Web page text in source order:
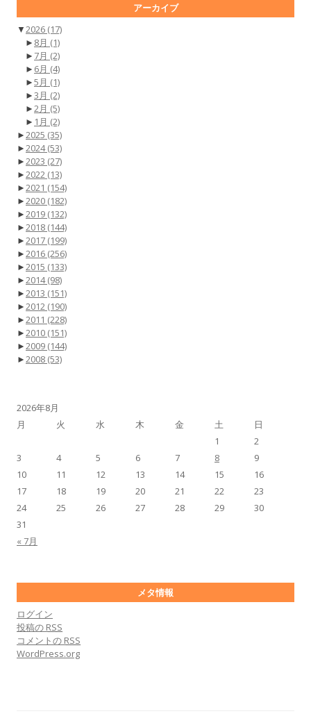
アーカイブ
▼2026 (17)
► 8月 (1)
► 7月 (2)
► 6月 (4)
►5月 (1)
►3月 (2)
►2月 (5)
► 1月 (2)
►2025 (35)
►2024(53)
►2023 (27)
►2022 (13)
►2021 (154)
►2020 (182)
►2019 (132)
►2018 (144)
►2017 (199)
►2016 (256)
►2015 (133)
►2014(98)
►2013 (151)
►2012 (190)
►2011 (228)
►2010 (151)
►2009 (144)
►2008 (53)
2026年8月
月
火 水 木 金 土 日
« 7月
1
2
3
4 5 6 7 8
9
10
11 12 13 14 15
16
17
18 19 20 21 22
23
24
25 26 27 28 29
30
31
メタ情報
ログイン
投稿の RSS
コメントの RSS
WordPress.org